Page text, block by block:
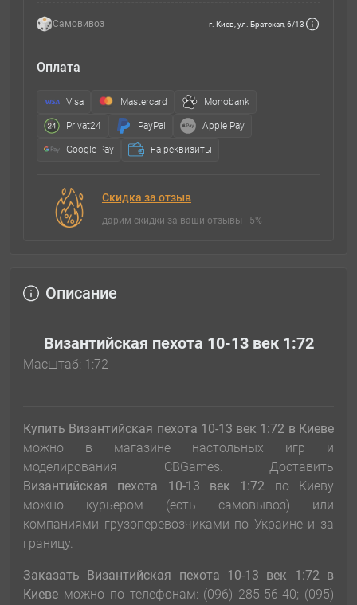
Самовивоз г. Киев, ул. Братская, 6/13
Оплата
Visa Mastercard Monobank
Privat24 PayPal Apple Pay
Google Pay на реквизиты
Скидка за отзыв
дарим скидки за ваши отзывы - 5%
Описание
Византийская пехота 10-13 век 1:72
Масштаб: 1:72
Купить Византийская пехота 10-13 век 1:72 в Киеве
можно в магазине настольных игр и
моделирования CBGames. Доставить
Византийская пехота 10-13 век 1:72
по Киеву
можно курьером (есть самовывоз) или
компаниями грузоперевозчиками по Украине и за
границу.
Заказать Византийская пехота 10-13 век 1:72в
Киеве можно по телефонам: (096) 285-56-40; (095)